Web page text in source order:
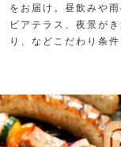
をお届け。昼飲みや
ビアテラス、夜景が
り、などこだわり条件